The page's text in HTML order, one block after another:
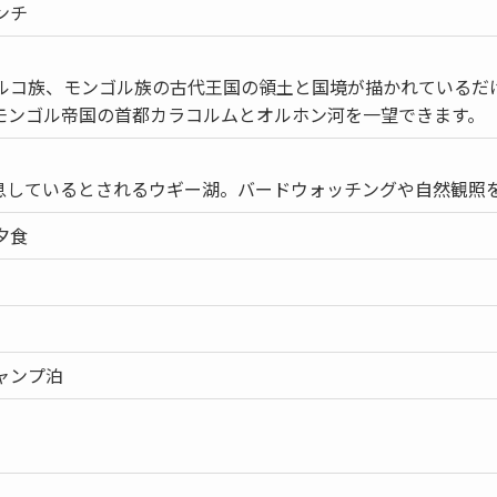
チ
族、モンゴル族の古代王国の領土と国境が描かれている
ゴル帝国の首都カラコルムとオルホン河を一望できます。
ているとされるウギー湖。バードウォッチングや自然観照
食
ンプ泊